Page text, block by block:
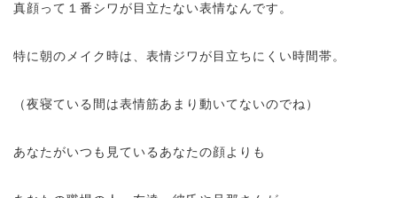
真顔って１番シワが目立たない表情なんです。
特に朝のメイク時は、表情ジワが目立ちにくい時間帯。
（夜寝ている間は表情筋あまり動いてないのでね）
あなたがいつも見ているあなたの顔よりも